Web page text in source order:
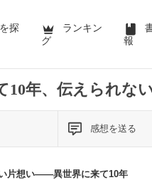
探
ランキン
グ
報
10年、伝えられな
感想を送る
片想い――異世界に来て10年